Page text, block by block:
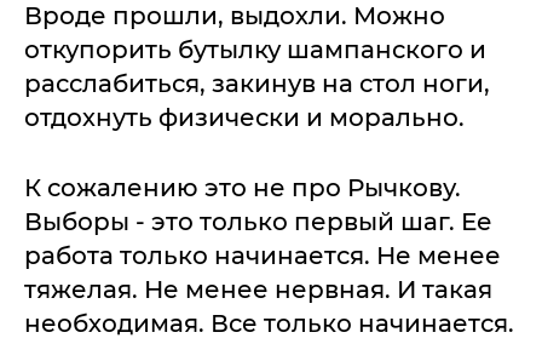
Вроде прошли, выдохли. Можно
откупорить бутылку шампанского и
расслабиться, закинув на стол ноги,
отдохнуть физически и морально.
К сожалению это не про Рычкову.
Выборы - это только первый шаг. Ее
работа только начинается. Не менее
тяжелая. Не менее нервная. И такая
необходимая. Все только начинается.